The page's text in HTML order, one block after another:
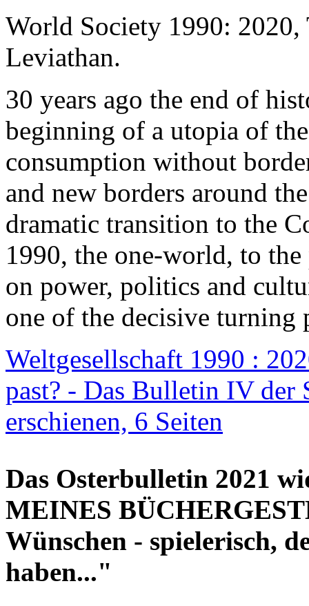
World Society 1990: 2020,
Leviathan.
30 years ago the end of
beginning of a utopia of
consumption without
and new borders around
dramatic transition to the
1990, the one-world, to the
on power, politics and
one of the decisive turning
Weltgesellschaft 1990 :
past? - Das Bulletin IV der
erschienen, 6 Seiten
Das Osterbulletin 2021
MEINES
Wünschen - spielerisch,
haben..."